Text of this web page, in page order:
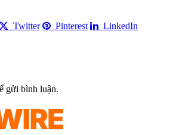
Twitter Pinterest
LinkedIn
gửi bình luận.